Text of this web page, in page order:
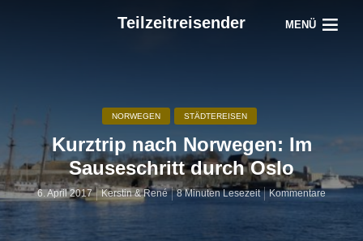
Teilzeitreisender MENÜ
NORWEGEN STÄDTEREISEN
Kurztrip nach Norwegen: Im
Sauseschritt durch Oslo
6. April 2017 Kerstin & René 8 Minuten Lesezeit Kommentare